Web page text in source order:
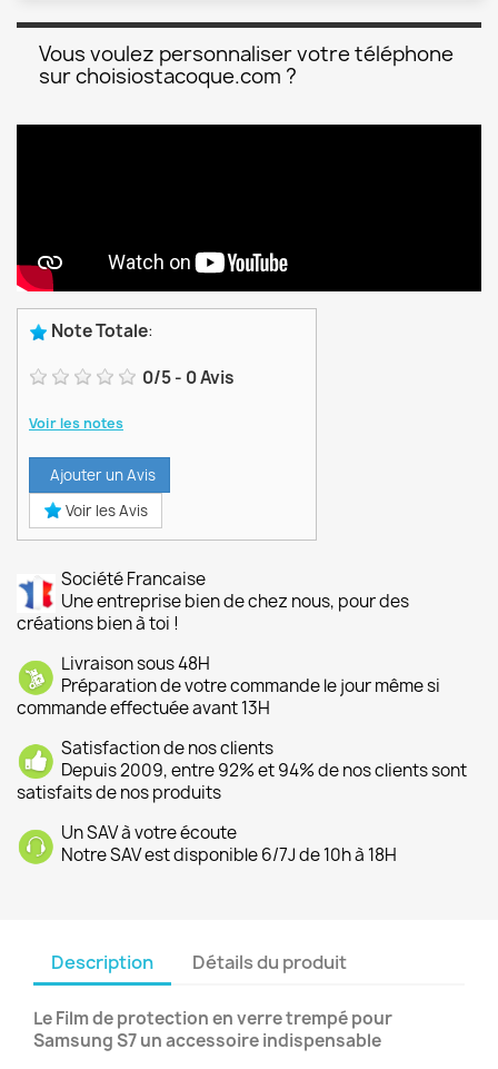
Vous voulez personnaliser votre téléphone
sur choisiostacoque.com ?
Note Totale:
0/5- 0Avis
Voir les notes
Ajouter un Avis
Voir les Avis
Société Francaise
Une entreprise bien de chez nous, pour des
créations bien à toi !
Livraison sous 48H
Préparation de votre commande le jour même si
commande effectuée avant 13H
Satisfaction de nos clients
Depuis 2009, entre 92% et 94% de nos clients sont
satisfaits de nos produits
Un SAV à votre écoute
Notre SAV est disponible 6/7J de 10h à 18H
Description Détails du produit
Le Film de protection en verre trempé pour
Samsung S7 un accessoire indispensable